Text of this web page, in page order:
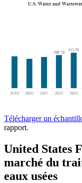
Télécharger un
rapport.
United States
marché du
eaux usées